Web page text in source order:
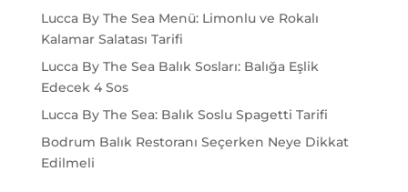
Lucca By The Sea Menü: Limonlu ve Rokalı
Kalamar Salatası Tarifi
Lucca By The Sea Balık Sosları: Balığa Eşlik
Edecek 4 Sos
Lucca By The Sea: Balık Soslu Spagetti Tarifi
Bodrum Balık Restoranı Seçerken Neye Dikkat
Edilmeli